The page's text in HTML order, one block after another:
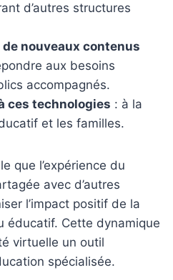
d’autres structures
nouveaux contenus
aux besoins
accompagnés.
ces technologies : à la
et les familles.
que l’expérience du
avec d’autres
l’impact positif de la
éducatif. Cette dynamique
virtuelle un outil
spécialisée.